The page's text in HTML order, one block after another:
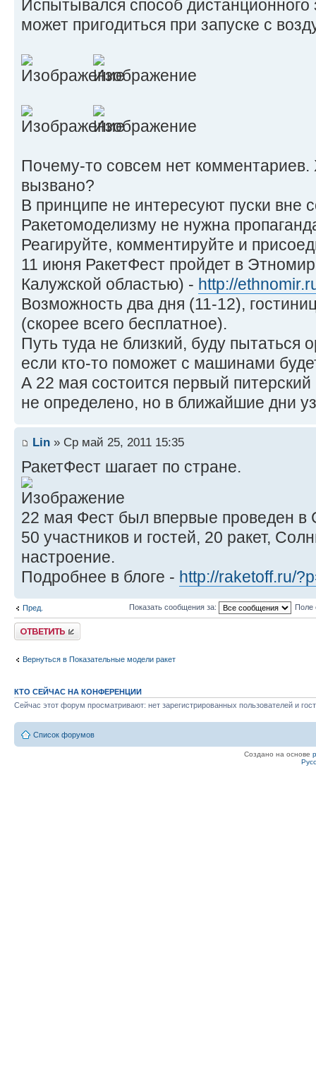
Испытывался способ дистанционного
может пригодиться при запуске с
Почему-то совсем нет комментариев.
вызвано?
В принципе не интересуют пуски вне
Ракетомоделизму не нужна
Реагируйте, комментируйте и
11 июня РакетФест пройдет в
Калужской областью) - http://
Возможность два дня (11-12),
(скорее всего бесплатное).
Путь туда не близкий, буду пытаться
если кто-то поможет с машинами
А 22 мая состоится первый
не определено, но в ближайшие дни
Lin » Ср май 25, 2011 15:35
РакетФест шагает по стране.
22 мая Фест был впервые проведен в
50 участников и гостей, 20 ракет,
настроение.
Подробнее в блоге - http://raketoff.ru/
Пред. Показать сообщения за: Поле
Ответить
Вернуться в Показательные модели ракет
КТО СЕЙЧАС НА КОНФЕРЕНЦИИ
Сейчас этот форум просматривают: нет зарегистрированных пользователей и
Список форумов
Создано на основе